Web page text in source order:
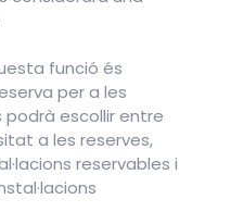
funció és
per a les
podrà escollir entre
a les reserves,
reservables i